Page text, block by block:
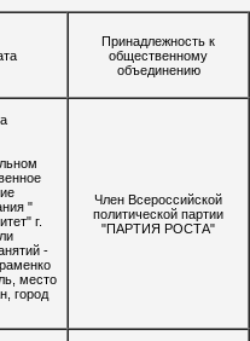
Принадлежность к
общественному
объединению
"
г.
-
место
город
Член Всероссийской
политической партии
"ПАРТИЯ РОСТА"